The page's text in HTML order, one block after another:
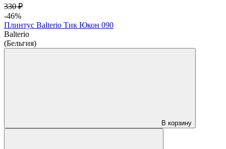
330 ₽
-46%
Плинтус Balterio Тик Юкон 090
Balterio
(Бельгия)
В корзину